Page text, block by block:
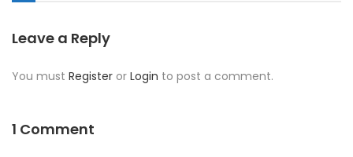
Leave a Reply
You must Register or Login to post a comment.
1 Comment